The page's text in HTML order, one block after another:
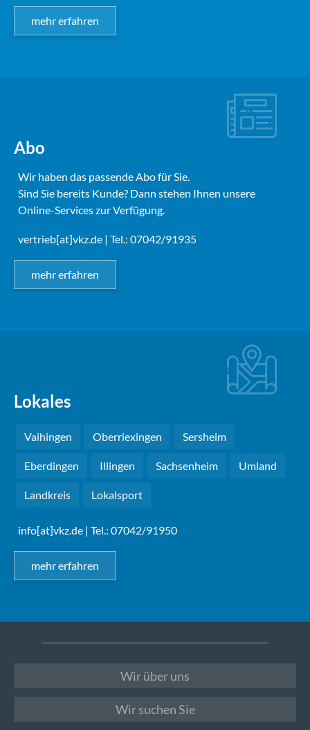
mehr erfahren
Abo
Wir haben das passende Abo für Sie.
Sind Sie bereits Kunde? Dann stehen Ihnen unsere
Online-Services zur Verfügung.
vertrieb[at]vkz.de | Tel.: 07042/91935
mehr erfahren
Lokales
Vaihingen Oberriexingen Sersheim
Eberdingen Illingen Sachsenheim Umland
Landkreis Lokalsport
info[at]vkz.de | Tel.: 07042/91950
mehr erfahren
Wir über uns
Wir suchen Sie